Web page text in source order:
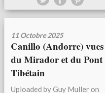
11 Octobre 2025
Canillo (Andorre) vues
du Mirador et du Pont
Tibétain
Uploaded by Guy Muller on